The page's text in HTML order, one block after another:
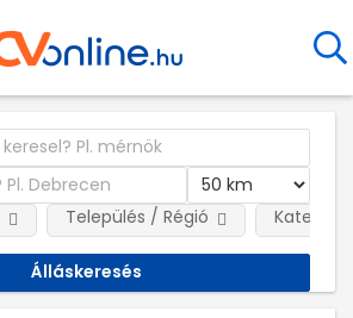
Település / Régió